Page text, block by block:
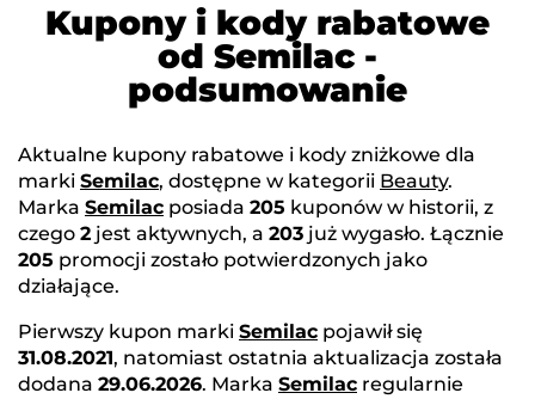
Kupony i kody rabatowe
od Semilac -
podsumowanie
Aktualne kupony rabatowe i kody zniżkowe dla
marki Semilac, dostępne w kategorii Beauty.
Marka Semilac posiada 205 kuponów w historii, z
czego 2 jest aktywnych, a 203 już wygasło. Łącznie
205 promocji zostało potwierdzonych jako
działające.
Pierwszy kupon marki Semilac pojawił się
31.08.2021, natomiast ostatnia aktualizacja została
dodana 29.06.2026. Marka Semilac regularnie